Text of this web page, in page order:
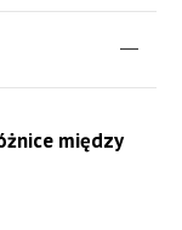
między